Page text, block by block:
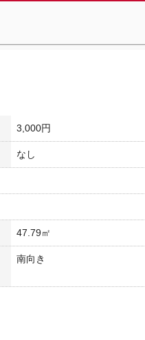
3,000円
なし
47.79㎡
南向き